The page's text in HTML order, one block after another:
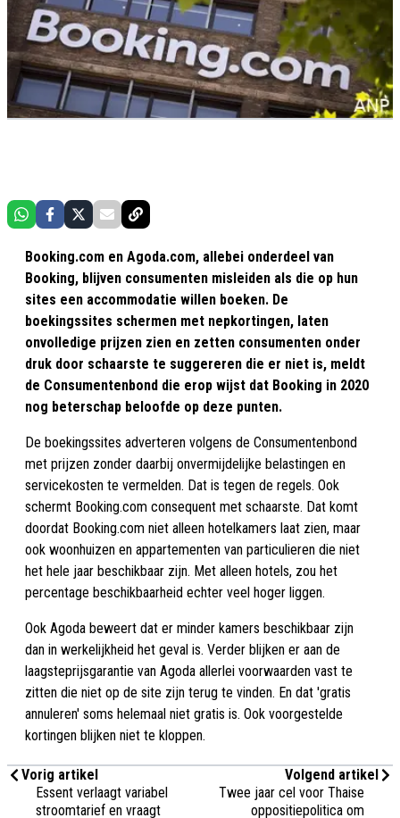
Booking.com en Agoda.com, allebei onderdeel van
Booking, blijven consumenten misleiden als die op hun
sites een accommodatie willen boeken. De
boekingssites schermen met nepkortingen, laten
onvolledige prijzen zien en zetten consumenten onder
druk door schaarste te suggereren die er niet is, meldt
de Consumentenbond die erop wijst dat Booking in 2020
nog beterschap beloofde op deze punten.
De boekingssites adverteren volgens de Consumentenbond
met prijzen zonder daarbij onvermijdelijke belastingen en
servicekosten te vermelden. Dat is tegen de regels. Ook
schermt Booking.com consequent met schaarste. Dat komt
doordat Booking.com niet alleen hotelkamers laat zien, maar
ook woonhuizen en appartementen van particulieren die niet
het hele jaar beschikbaar zijn. Met alleen hotels, zou het
percentage beschikbaarheid echter veel hoger liggen.
Ook Agoda beweert dat er minder kamers beschikbaar zijn
dan in werkelijkheid het geval is. Verder blijken er aan de
laagsteprijsgarantie van Agoda allerlei voorwaarden vast te
zitten die niet op de site zijn terug te vinden. En dat 'gratis
annuleren' soms helemaal niet gratis is. Ook voorgestelde
kortingen blijken niet te kloppen.
Vorig artikel
Essent verlaagt variabel
stroomtarief en vraagt
Volgend artikel
Twee jaar cel voor Thaise
oppositiepolitica om